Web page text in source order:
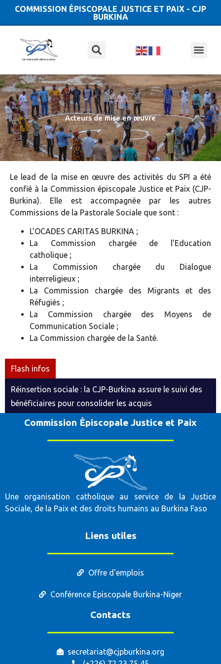
COMMISSION ÉPISCOPALE JUSTICE ET PAIX - CJP
BURKINA
Acteurs de mise en œuvre
Le lead de la mise en œuvre des activités du SPI a été
confié à la Commission épiscopale Justice et Paix (CJP-
Burkina). Elle est accompagnée par les autres
Commissions de la Pastorale Sociale que sont :
L’OCADES CARITAS BURKINA ;
La Commission chargée de l’Education
catholique ;
La Commission chargée du Dialogue
interreligieux ;
La Commission chargée des Migrants et des
Réfugiés ;
La Commission chargée des Moyens de
Communication Sociale ;
La Commission chargée de la Santé.
Flash infos
Réinsertion sociale : la CJP-Burkina assure le suivi des
bénéficiaires pour consolider les acquis
Commission Épiscopale Justice et Paix
Une organisation catholique au service de la Justice
Sociale, de la Paix et des droits humains au Burkina Faso
Liens utiles
Offre d'emplois
Conférence Episcopale Burkina-Niger
Contacts
secretariat@cjpburkina.org